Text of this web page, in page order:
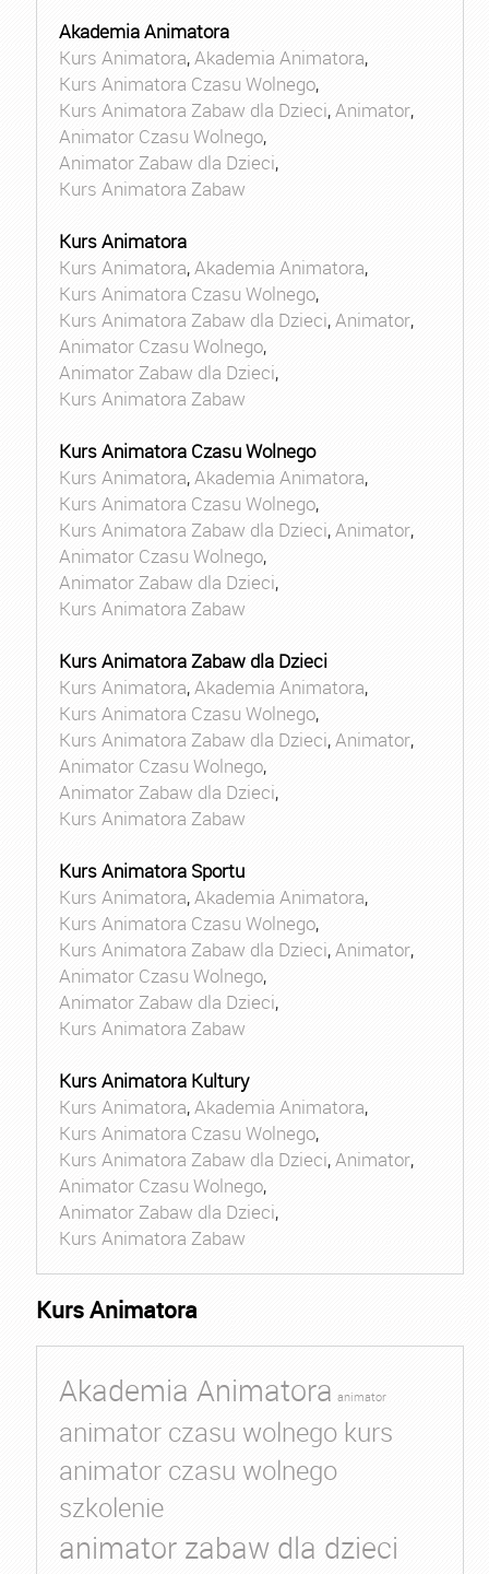
Akademia Animatora
Kurs Animatora,Akademia Animatora,
Kurs Animatora Czasu Wolnego,
Kurs Animatora Zabaw dla Dzieci,Animator,
Animator Czasu Wolnego,
Animator Zabaw dla Dzieci,
Kurs Animatora Zabaw
Kurs Animatora
Kurs Animatora,Akademia Animatora,
Kurs Animatora Czasu Wolnego,
Kurs Animatora Zabaw dla Dzieci,Animator,
Animator Czasu Wolnego,
Animator Zabaw dla Dzieci,
Kurs Animatora Zabaw
Kurs Animatora Czasu Wolnego
Kurs Animatora,Akademia Animatora,
Kurs Animatora Czasu Wolnego,
Kurs Animatora Zabaw dla Dzieci,Animator,
Animator Czasu Wolnego,
Animator Zabaw dla Dzieci,
Kurs Animatora Zabaw
Kurs Animatora Zabaw dla Dzieci
Kurs Animatora,Akademia Animatora,
Kurs Animatora Czasu Wolnego,
Kurs Animatora Zabaw dla Dzieci,Animator,
Animator Czasu Wolnego,
Animator Zabaw dla Dzieci,
Kurs Animatora Zabaw
Kurs Animatora Sportu
Kurs Animatora,Akademia Animatora,
Kurs Animatora Czasu Wolnego,
Kurs Animatora Zabaw dla Dzieci,Animator,
Animator Czasu Wolnego,
Animator Zabaw dla Dzieci,
Kurs Animatora Zabaw
Kurs Animatora Kultury
Kurs Animatora,Akademia Animatora,
Kurs Animatora Czasu Wolnego,
Kurs Animatora Zabaw dla Dzieci,Animator,
Animator Czasu Wolnego,
Animator Zabaw dla Dzieci,
Kurs Animatora Zabaw
Kurs Animatora
Akademia Animatora animator
animator czasu wolnego kurs
animator czasu wolnego
szkolenie
animator zabaw dla dzieci